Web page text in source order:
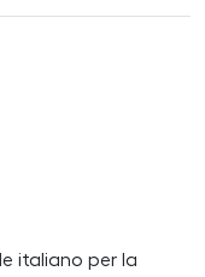
italiano per la